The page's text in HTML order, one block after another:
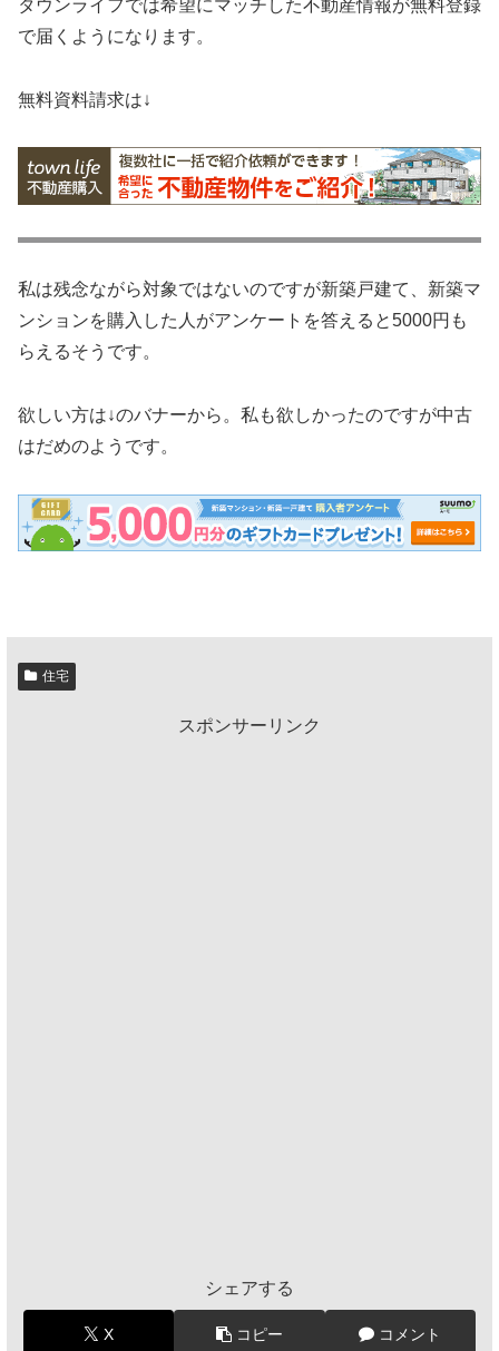
タウンライフでは希望にマッチした不動産情報が無料登録
で届くようになります。
無料資料請求は↓
私は残念ながら対象ではないのですが新築戸建て、新築マ
ンションを購入した人がアンケートを答えると5000円も
らえるそうです。
欲しい方は↓のバナーから。私も欲しかったのですが中古
はだめのようです。
住宅
スポンサーリンク
シェアする
X コピー コメント